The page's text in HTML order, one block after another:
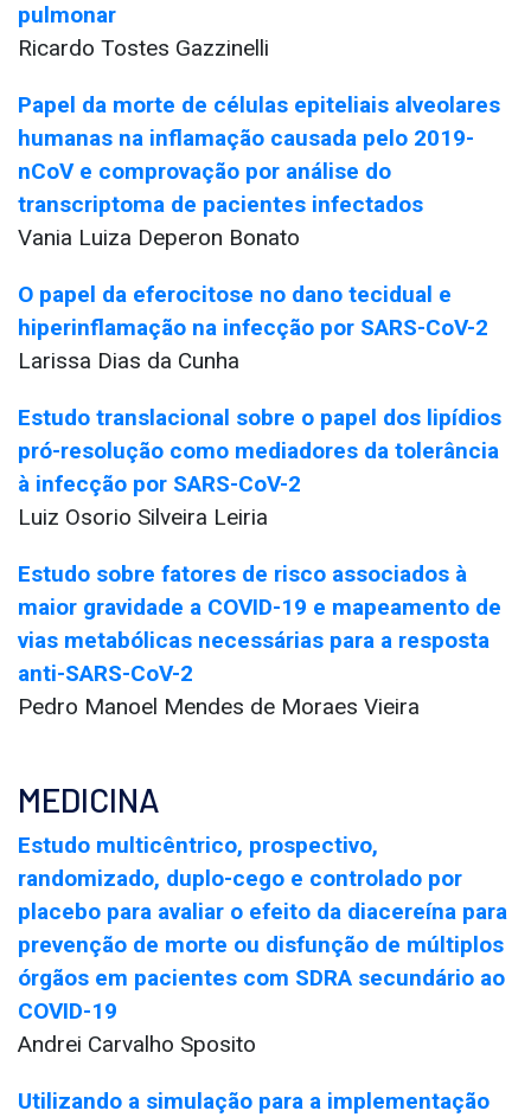
pulmonar
Ricardo Tostes Gazzinelli
Papel da morte de células epiteliais alveolares
humanas na inflamação causada pelo 2019-
nCoV e comprovação por análise do
transcriptoma de pacientes infectados
Vania Luiza Deperon Bonato
O papel da eferocitose no dano tecidual e
hiperinflamação na infecção por SARS-CoV-2
Larissa Dias da Cunha
Estudo translacional sobre o papel dos lipídios
pró-resolução como mediadores da tolerância
à infecção por SARS-CoV-2
Luiz Osorio Silveira Leiria
Estudo sobre fatores de risco associados à
maior gravidade a COVID-19 e mapeamento de
vias metabólicas necessárias para a resposta
anti-SARS-CoV-2
Pedro Manoel Mendes de Moraes Vieira
MEDICINA
Estudo multicêntrico, prospectivo,
randomizado, duplo-cego e controlado por
placebo para avaliar o efeito da diacereína para
prevenção de morte ou disfunção de múltiplos
órgãos em pacientes com SDRA secundário ao
COVID-19
Andrei Carvalho Sposito
Utilizando a simulação para a implementação